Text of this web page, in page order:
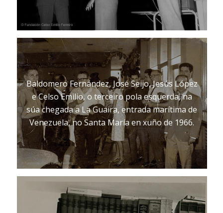
Baldomero Fernández, José Seijo, Jesús López
e Celso Emilio, o terceiro pola esquerda, na
súa chegada a La Guaira, entrada marítima de
Venezuela, no Santa María en xuño de 1966.